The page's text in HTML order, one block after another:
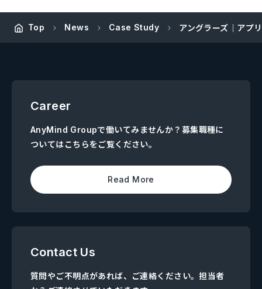
Top News Case Study アングラーズ｜アプ
Career
AnyMind Groupで働いてみませんか？募集職種に
ついてはこちらをご覧ください。
Read More
Contact Us
質問やご不明点があれば、ご連絡ください。担当者